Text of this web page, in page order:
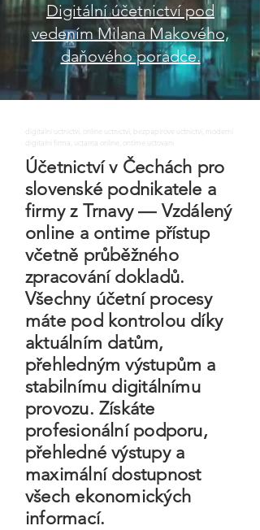
Digitální účetnictví pod
vedením Milana Makového,
daňového poradce.
digitalni uctnictvi, online uctnictvi, bezpapirove uctnictvi, moderni
digitalni firma, uctarna online, ontime uctovani
Účetnictví v Čechách pro
slovenské podnikatele a
firmy z Trnavy — Vzdálený
online a ontime přístup
včetně průběžného
zpracování dokladů.
Všechny účetní procesy
máte pod kontrolou díky
aktuálním datům,
přehledným výstupům a
stabilnímu digitálnímu
provozu. Získáte
profesionální podporu,
přehledné výstupy a
maximální dostupnost
všech ekonomických
informací.